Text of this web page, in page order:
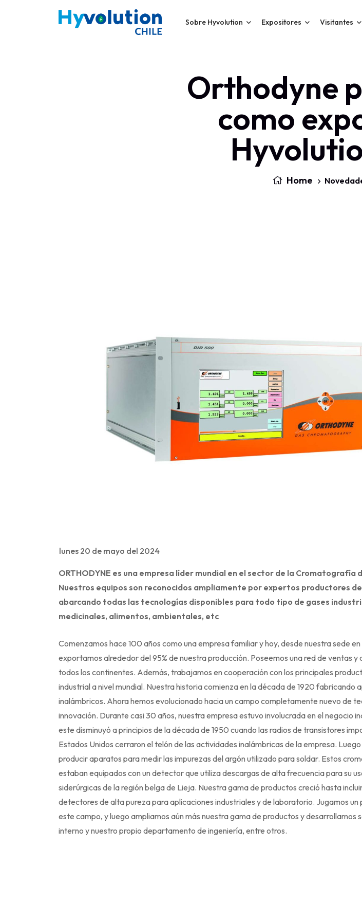
Sobre Hyvolution Expositores Visitantes
Orthodyne
como
Home
lunes 20 de mayo del 2024
ORTHODYNE es una empresa líder mundial en el sector de la Cromatografía
Nuestros equipos son reconocidos ampliamente por expertos productores
abarcando todas las tecnologías disponibles para todo tipo de gases
medicinales, alimentos, ambientales, etc
Comenzamos hace 100 años como una empresa familiar y hoy, desde nuestra sede
exportamos alrededor del 95% de nuestra producción. Poseemos una red de ventas y
todos los continentes. Además, trabajamos en cooperación con los principales
industrial a nivel mundial. Nuestra historia comienza en la década de 1920 fabricando
inalámbricos. Ahora hemos evolucionado hacia un campo completamente nuevo de
innovación. Durante casi 30 años, nuestra empresa estuvo involucrada en el negocio
este disminuyó a principios de la década de 1950 cuando las radios de transistores
Estados Unidos cerraron el telón de las actividades inalámbricas de la empresa.
producir aparatos para medir las impurezas del argón utilizado para soldar. Estos
estaban equipados con un detector que utiliza descargas de alta frecuencia para su
siderúrgicas de la región belga de Lieja. Nuestra gama de productos creció hasta
detectores de alta pureza para aplicaciones industriales y de laboratorio. Jugamos un
este campo, y luego ampliamos aún más nuestra gama de productos y desarrollamos
interno y nuestro propio departamento de ingeniería, entre otros.